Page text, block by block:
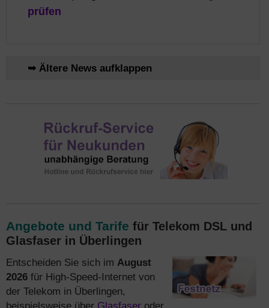
prüfen
➥ Ältere News aufklappen
Angebote und Tarife für Telekom DSL und
Glasfaser in Überlingen
Entscheiden Sie sich im August
2026 für High-Speed-Internet von
der Telekom in Überlingen,
beispielsweise über Glasfaser oder